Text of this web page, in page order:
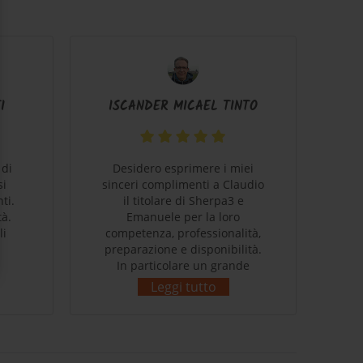
ISCANDER MICAEL TINTO
Desidero esprimere i miei
sinceri complimenti a Claudio
il titolare di Sherpa3 e
Emanuele per la loro
competenza, professionalità,
preparazione e disponibilità.
In particolare un grande
ringraziamento a Claudio per
come ha saputo capire gusti e
Leggi tutto